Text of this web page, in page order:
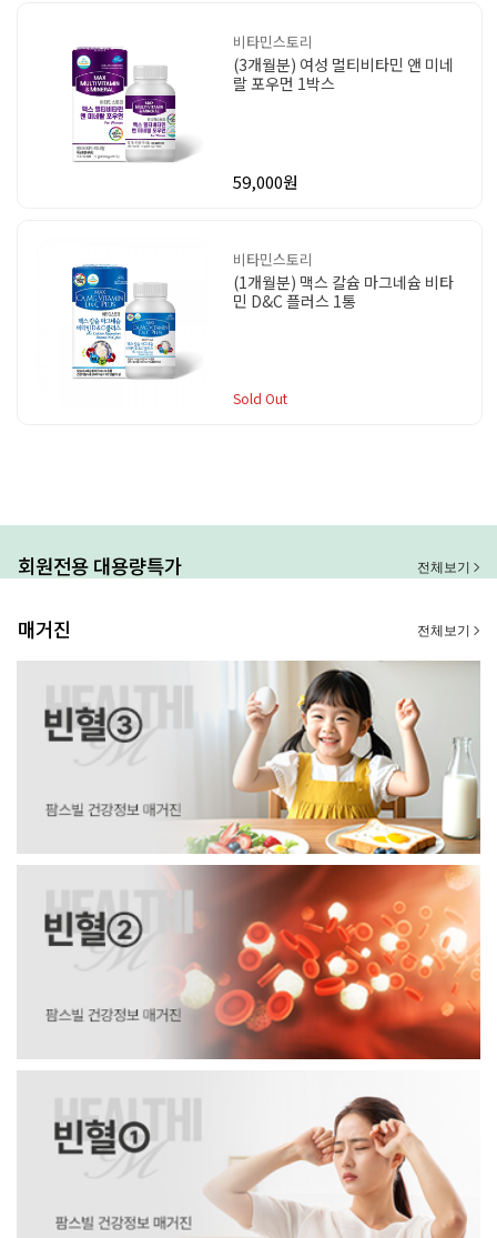
비타민스토리
(3개월분) 여성 멀티비타민 앤 미네
랄 포우먼 1박스
59,000원
비타민스토리
(1개월분) 맥스 칼슘 마그네슘 비타
민 D&C 플러스 1통
Sold Out
회원전용 대용량특가 전체보기
매거진 전체보기